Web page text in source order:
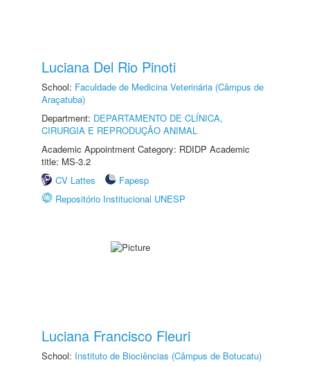
Luciana Del Rio Pinoti
School: Faculdade de Medicina Veterinária (Câmpus de
Araçatuba)
Department: DEPARTAMENTO DE CLÍNICA,
CIRURGIA E REPRODUÇÃO ANIMAL
Academic Appointment Category: RDIDP Academic
title: MS-3.2
CV Lattes
Fapesp
Repositório Institucional UNESP
Luciana Francisco Fleuri
School: Instituto de Biociências (Câmpus de Botucatu)